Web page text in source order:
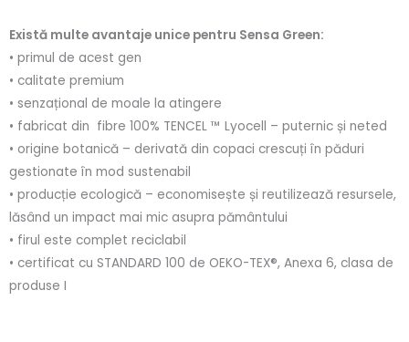
Există multe avantaje unice pentru Sensa Green:
• primul de acest gen
• calitate premium
• senzațional de moale la atingere
• fabricat din fibre 100% TENCEL ™ Lyocell – puternic și neted
• origine botanică – derivată din copaci crescuți în păduri
gestionate în mod sustenabil
• producție ecologică – economisește și reutilizează resursele,
lăsând un impact mai mic asupra pământului
• firul este complet reciclabil
• certificat cu STANDARD 100 de OEKO-TEX®, Anexa 6, clasa de
produse I